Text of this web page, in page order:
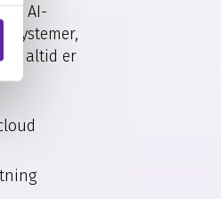
AI-
systemer,
altid er